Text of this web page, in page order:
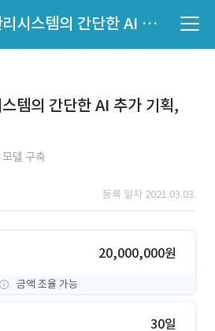
공기업 기존 관리시스템의 간단한 AI 추가 기획, 개발
템의 간단한 AI 추가 기획,
델 구축
등록 일자 2021.03.03.
20,000,000원
금액 조율 가능
30일